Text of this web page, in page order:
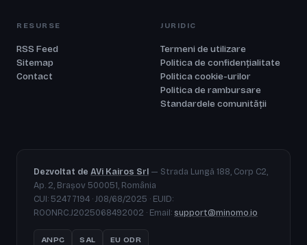
RESURSE
RSS Feed
Sitemap
Contact
JURIDIC
Termeni de utilizare
Politica de confidențialitate
Politica cookie-urilor
Politica de rambursare
Standardele comunității
Dezvoltat de AVi Kairos Srl — Strada Lungă 188, Corp C2,
Ap. 2, Brașov 500051, România
CUI: 52477194 · J08/68/2025 · EUID:
ROONRC.J2025068492002 · Email: support@minomo.io
ANPC SAL EU ODR